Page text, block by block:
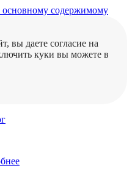
основному содержимому
вы даете согласие на
куки вы можете в